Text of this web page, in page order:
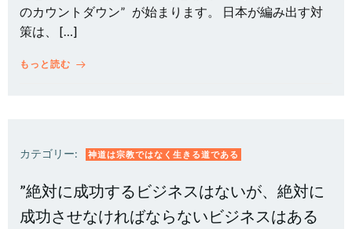
のカウントダウン” が始まります。 日本が編み出す対
策は、 […]
もっと読む
カテゴリー: 神道は宗教ではなく生きる道である
”絶対に成功するビジネスはないが、絶対に
成功させなければならないビジネスはある